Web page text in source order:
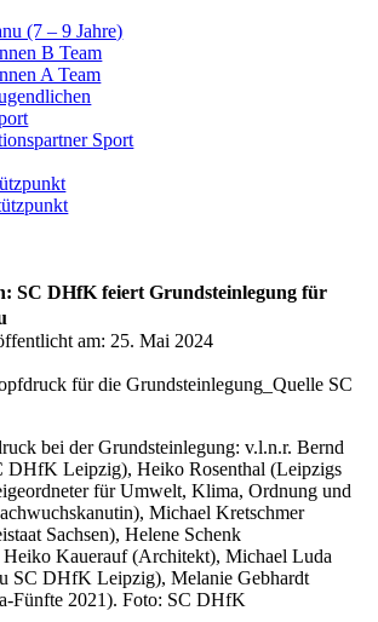
(7 – 9 Jahre)
B Team
A Team
Sport
SC DHfK feiert Grundsteinlegung für
am: 25. Mai 2024
für die Grundsteinlegung_Quelle SC
bei der Grundsteinlegung: v.l.n.r. Bernd
DHfK Leipzig), Heiko Rosenthal (Leipzigs
für Umwelt, Klima, Ordnung und
Michael Kretschmer
Sachsen), Helene Schenk
Kauerauf (Architekt), Michael Luda
SC DHfK Leipzig), Melanie Gebhardt
Fünfte 2021). Foto: SC DHfK